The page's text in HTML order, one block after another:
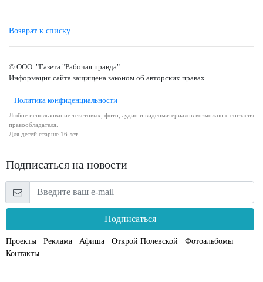
Возврат к списку
© ООО "Газета "Рабочая правда"
Информация сайта защищена законом об авторских правах.
Политика конфиденциальности
Любое использование текстовых, фото, аудио и видеоматериалов возможно с согласия
правообладателя.
Для детей старше 16 лет.
Подписаться на новости
Подписаться
Проекты Реклама Афиша Открой Полевской
Фотоальбомы
Контакты